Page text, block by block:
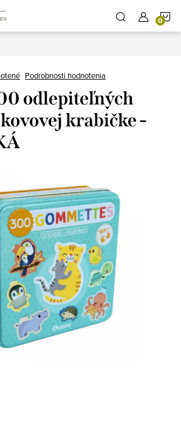
Podrobnosti hodnotenia
odlepiteľných
krabičke -